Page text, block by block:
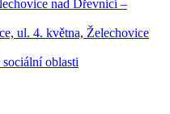
nad Dřevnicí –
ul. 4. května, Želechovice
oblasti